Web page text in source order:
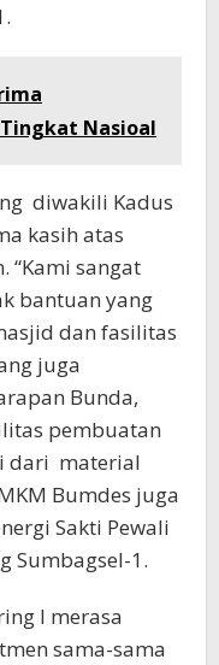
Nasioal
diwakili Kadus
kasih atas
“Kami sangat
bantuan yang
dan fasilitas
juga
Bunda,
pembuatan
dari material
Bumdes juga
Sakti Pewali
Sumbagsel-1.
I merasa
sama-sama